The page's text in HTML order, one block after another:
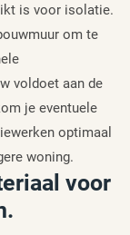
is voor isolatie.
om te
voldoet aan de
je eventuele
optimaal
woning.
voor